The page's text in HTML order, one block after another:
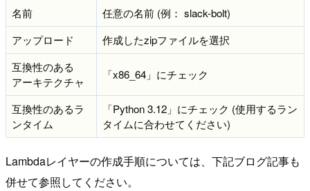
名前
任意の名前 (例： slack-bolt)
アップロード
作成したzipファイルを選択
互換性のある
アーキテクチャ
「x86_64」にチェック
互換性のあるラ
ンタイム
「Python 3.12」にチェック (使用するラン
タイムに合わせてください)
Lambdaレイヤーの作成手順については、下記ブログ記事も
併せて参照してください。